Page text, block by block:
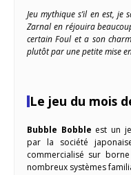
Jeu mythique s’il en est, je
Zarnal en réjouira
certain Foul et a son
plutôt par une petite mise
Le jeu du mois
Bubble Bobble est un
par la société
commercialisé sur
nombreux systèmes